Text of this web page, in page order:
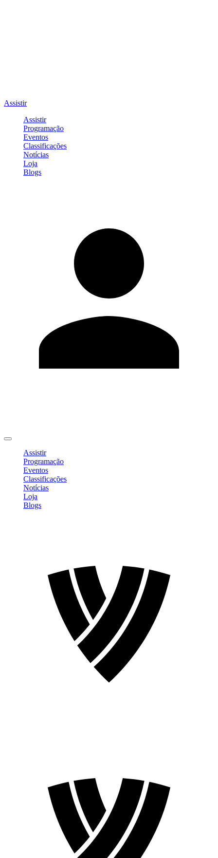
Assistir
Assistir
Programação
Eventos
Classificações
Notícias
Loja
Blogs
Assistir
Programação
Eventos
Classificações
Notícias
Loja
Blogs